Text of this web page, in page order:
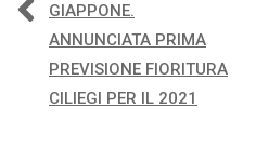
Navigazione
articoli
GIAPPONE.
ANNUNCIATA PRIMA
PREVISIONE FIORITURA
CILIEGI PER IL 2021